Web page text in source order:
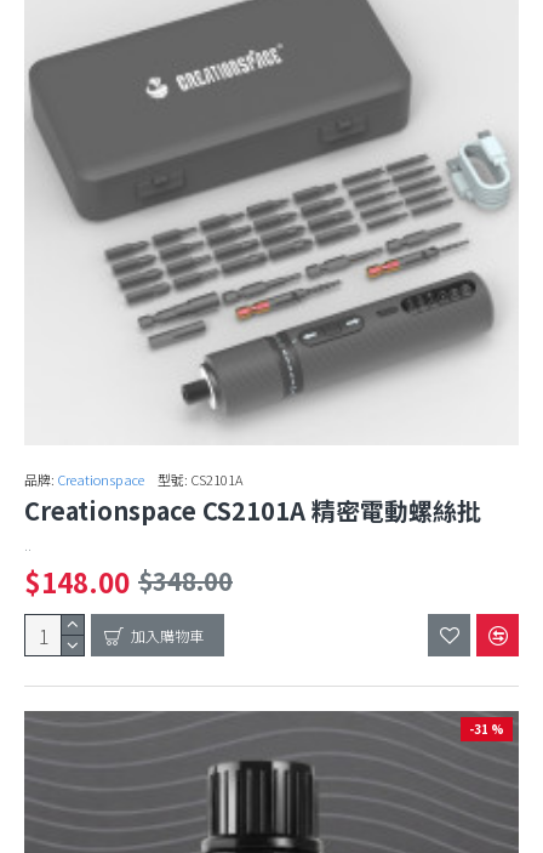
品牌: Creationspace 型號: CS2101A
Creationspace CS2101A 精密電動螺絲批
..
$148.00 $348.00
加入購物車
-31 %